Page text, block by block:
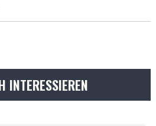
INTERESSIEREN